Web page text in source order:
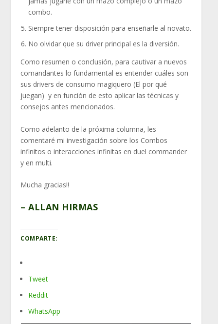
combo.
Siempre tener disposición para enseñarle al novato.
No olvidar que su driver principal es la diversión.
Como resumen o conclusión, para cautivar a nuevos
comandantes lo fundamental es entender cuáles son
sus drivers de consumo magiquero (El por qué
juegan) y en función de esto aplicar las técnicas y
consejos antes mencionados.
Como adelanto de la próxima columna, les
comentaré mi investigación sobre los Combos
infinitos o interacciones infinitas en duel commander
y en multi.
Mucha gracias!!
– ALLAN HIRMAS
COMPARTE:
Tweet
Reddit
WhatsApp